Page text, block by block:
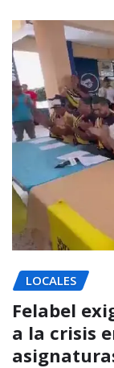
LOCALES
Felabel
a la crisis